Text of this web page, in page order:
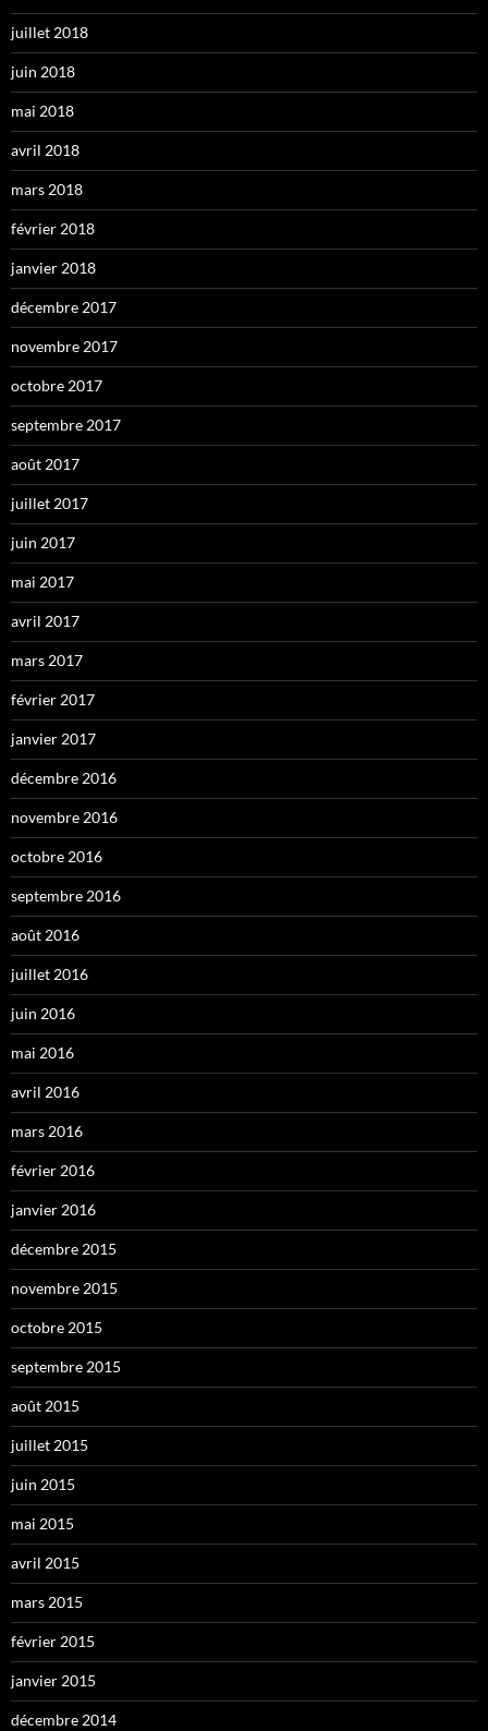
juillet 2018
juin 2018
mai 2018
avril 2018
mars 2018
février 2018
janvier 2018
décembre 2017
novembre 2017
octobre 2017
septembre 2017
août 2017
juillet 2017
juin 2017
mai 2017
avril 2017
mars 2017
février 2017
janvier 2017
décembre 2016
novembre 2016
octobre 2016
septembre 2016
août 2016
juillet 2016
juin 2016
mai 2016
avril 2016
mars 2016
février 2016
janvier 2016
décembre 2015
novembre 2015
octobre 2015
septembre 2015
août 2015
juillet 2015
juin 2015
mai 2015
avril 2015
mars 2015
février 2015
janvier 2015
décembre 2014